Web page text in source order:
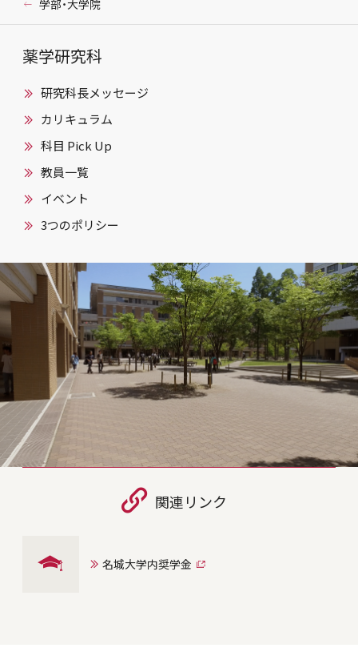
学部・大学院
薬学研究科
研究科長メッセージ
カリキュラム
科目 Pick Up
教員一覧
イベント
3つのポリシー
関連リンク
名城大学内奨学金